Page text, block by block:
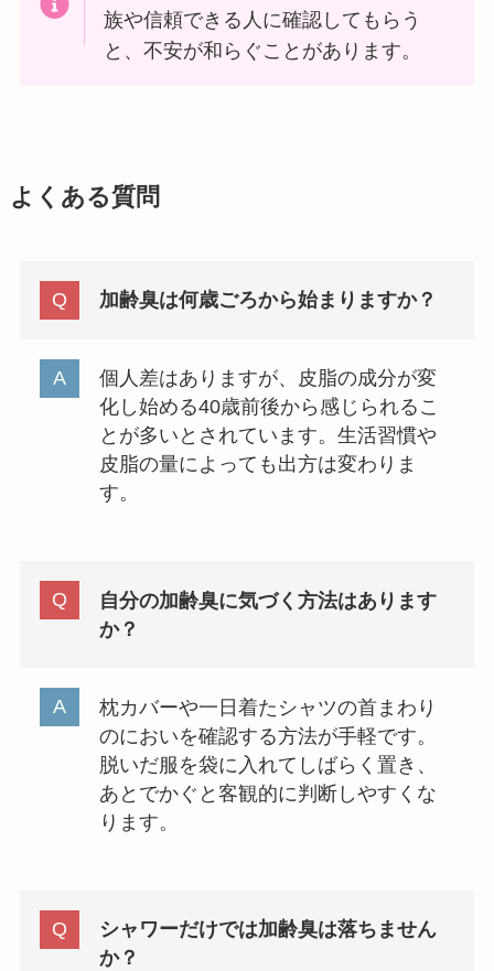
族や信頼できる人に確認してもらう
と、不安が和らぐことがあります。
よくある質問
加齢臭は何歳ごろから始まりますか？
個人差はありますが、皮脂の成分が変
化し始める40歳前後から感じられるこ
とが多いとされています。生活習慣や
皮脂の量によっても出方は変わりま
す。
自分の加齢臭に気づく方法はあります
か？
枕カバーや一日着たシャツの首まわり
のにおいを確認する方法が手軽です。
脱いだ服を袋に入れてしばらく置き、
あとでかぐと客観的に判断しやすくな
ります。
シャワーだけでは加齢臭は落ちません
か？